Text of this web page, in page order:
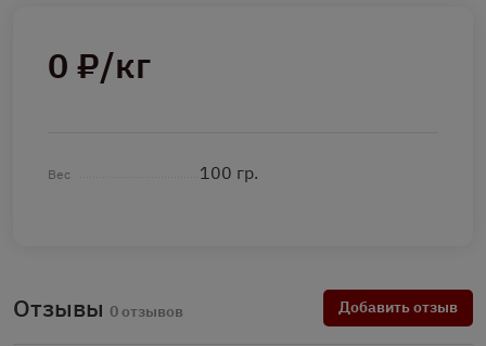
0 ₽/кг
Вес 100 гр.
Отзывы 0 отзывов Добавить отзыв